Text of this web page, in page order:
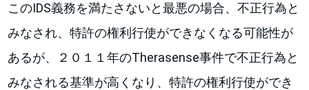
このIDS義務を満たさないと最悪の場合、不正行為と
みなされ、特許の権利行使ができなくなる可能性が
あるが、２０１１年のTherasense事件で不正行為と
みなされる基準が高くなり、特許の権利行使ができ